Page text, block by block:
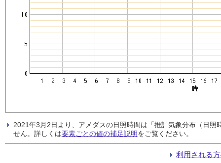
2021年3月2日より、アメダスの日照時間は「推計気象分布（日
せん。詳しくは要素ごとの値の補足説明をご覧ください。
利用される